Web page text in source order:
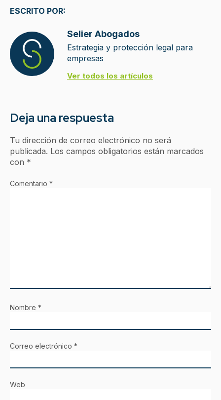
ESCRITO POR:
Selier Abogados
Estrategia y protección legal para
empresas
Ver todos los artículos
Deja una respuesta
Tu dirección de correo electrónico no será
publicada. Los campos obligatorios están marcados
con *
Comentario *
Nombre *
Correo electrónico *
Web